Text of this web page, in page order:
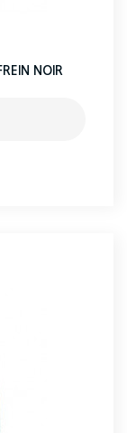
NOIR